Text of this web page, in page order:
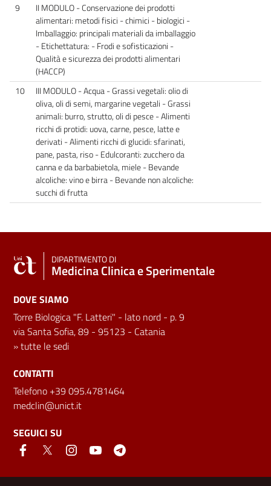
9
II MODULO - Conservazione dei prodotti
alimentari: metodi fisici - chimici - biologici -
Imballaggio: principali materiali da imballaggio
- Etichettatura: - Frodi e sofisticazioni -
Qualità e sicurezza dei prodotti alimentari
(HACCP)
10
III MODULO - Acqua - Grassi vegetali: olio di
oliva, oli di semi, margarine vegetali - Grassi
animali: burro, strutto, oli di pesce - Alimenti
ricchi di protidi: uova, carne, pesce, latte e
derivati - Alimenti ricchi di glucidi: sfarinati,
pane, pasta, riso - Edulcoranti: zucchero da
canna e da barbabietola, miele - Bevande
alcoliche: vino e birra - Bevande non alcoliche:
succhi di frutta
DIPARTIMENTO DI
Medicina Clinica e Sperimentale
DOVE SIAMO
Torre Biologica "F. Latteri" - lato nord - p. 9
via Santa Sofia, 89 - 95123 - Catania
»tutte le sedi
CONTATTI
Telefono +39 095.4781464
medclin@unict.it
SEGUICI SU